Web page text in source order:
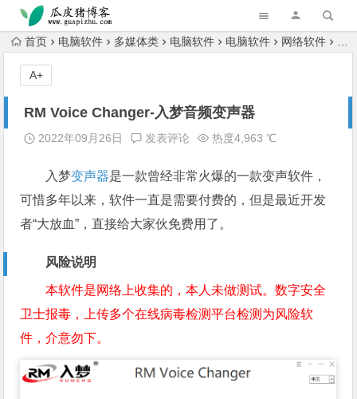
跳转到主内容
首页 电脑软件 多媒体类 电脑软件 电脑软件 网络软件
RM Voice Changer-入梦音频变声器
2022年09月26日 发表评论 热度4,963 ℃
入梦变声器是一款曾经非常火爆的一款变声软件，
可惜多年以来，软件一直是需要付费的，但是最近开发
者“大放血”，直接给大家伙免费用了。
风险说明
本软件是网络上收集的，本人未做测试。数字安全
卫士报毒，上传多个在线病毒检测平台检测为风险软
件，介意勿下。
A+